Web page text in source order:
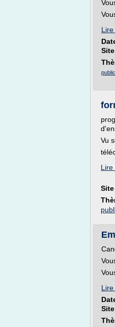
public
Vu
Lire